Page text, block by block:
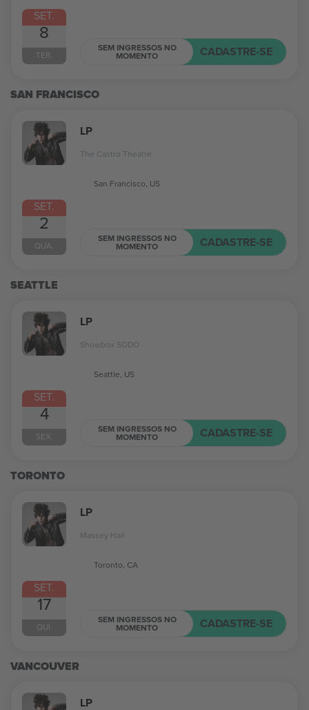
SET.
8
TER.
SEM INGRESSOS NO
MOMENTO CADASTRE-SE
SAN FRANCISCO
SET.
2
QUA.
LP
The Castro Theatre
San Francisco, US
SEM INGRESSOS NO
MOMENTO CADASTRE-SE
SEATTLE
SET.
4
SEX.
LP
Showbox SODO
Seattle, US
SEM INGRESSOS NO
MOMENTO CADASTRE-SE
TORONTO
SET.
17
QUI.
LP
Massey Hall
Toronto, CA
SEM INGRESSOS NO
MOMENTO CADASTRE-SE
VANCOUVER
LP